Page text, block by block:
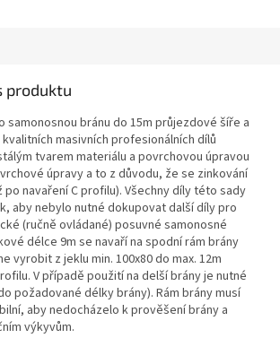
produktu
samonosnou bránu do 15m průjezdové šíře a
masivních profesionálních dílů
tvarem materiálu a povrchovou úpravou
úpravy a to z důvodu, že se zinkování
po navaření C profilu). Všechny díly této sady
aby nebylo nutné dokupovat další díly pro
(ručně ovládané) posuvné samonosné
délce 9m se navaří na spodní rám brány
vyrobit z jeklu min. 100x80 do max. 12m
V případě použití na delší brány je nutné
požadované délky brány). Rám brány musí
aby nedocházelo k prověšení brány a
výkyvům.